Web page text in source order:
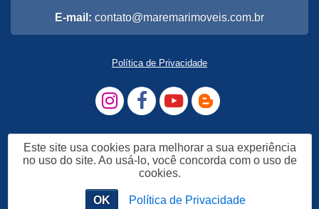
E-mail: contato@maremarimoveis.com.br
Política de Privacidade
Este site usa cookies para melhorar a sua experiência
no uso do site. Ao usá-lo, você concorda com o uso de
cookies.
OK Política de Privacidade